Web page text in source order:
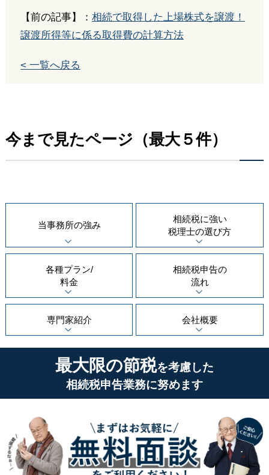
【前の記事】： 相続で取得した上場株式を譲渡！
譲渡所得等に係る取得費の計算方法
< 一覧へ戻る
今まで見たページ（最大５件）
当事務所の強み
相続税に強い
税理士の選び方
各種プラン/
料金
相続税申告の
流れ
専門家紹介 会社概要
最大限の節税を考慮した
相続税申告業務に努めます